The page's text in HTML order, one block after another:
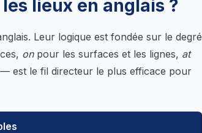
lieux en anglais ?
Leur logique est fondée sur le degré
onpour les surfaces et les lignes, at
est le fil directeur le plus efficace pour